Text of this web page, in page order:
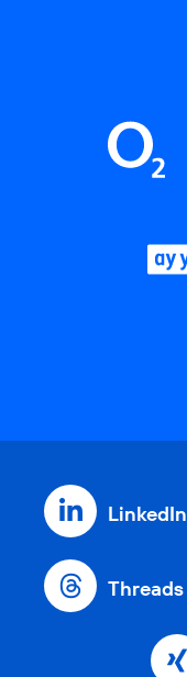
LinkedIn
Threads